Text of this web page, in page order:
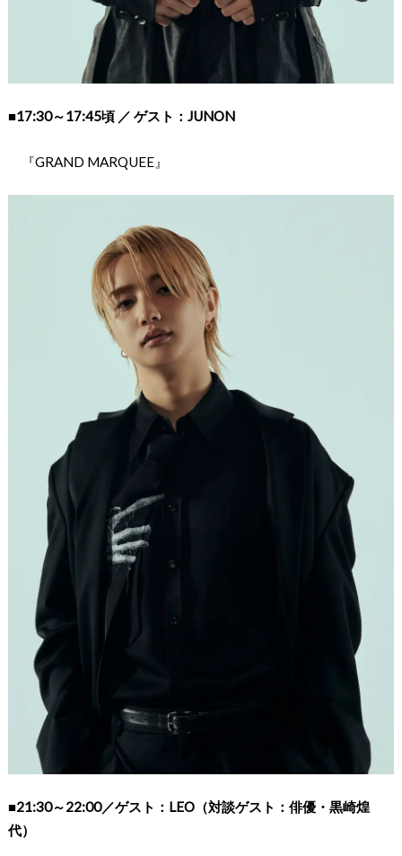
■17:30～17:45頃 ／ ゲスト：JUNON
『GRAND MARQUEE』
■21:30～22:00／ゲスト：LEO（対談ゲスト：俳優・黒崎煌
代）